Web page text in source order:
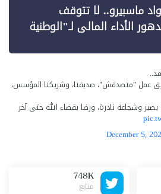
ماسبيرو.. لا تتوقف
الأداء المالي لـ"الوطنية
عمل "متصدقش"، صديقنا، وشريكنا المؤسس،
وشجاعة نادرة، ورضا بقضاء الله حتى آخر
December 5,
748K
متابع